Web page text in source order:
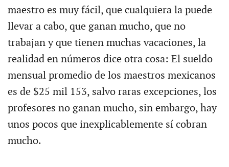
maestro es muy fácil, que cualquiera la puede
llevar a cabo, que ganan mucho, que no
trabajan y que tienen muchas vacaciones, la
realidad en números dice otra cosa: El sueldo
mensual promedio de los maestros mexicanos
es de $25 mil 153, salvo raras excepciones, los
profesores no ganan mucho, sin embargo, hay
unos pocos que inexplicablemente sí cobran
mucho.